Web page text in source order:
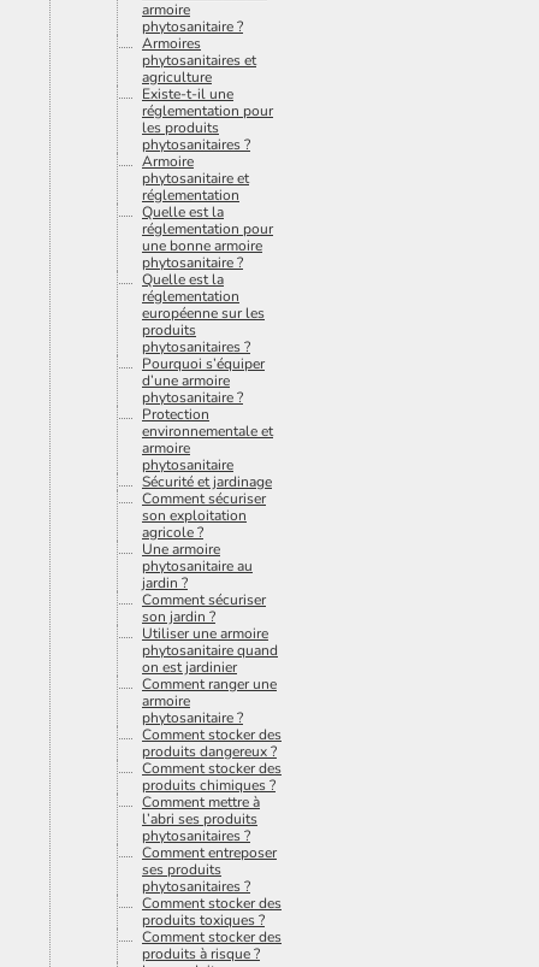
armoire
phytosanitaire ?
Armoires
phytosanitaires et
agriculture
Existe-t-il une
réglementation pour
les produits
phytosanitaires ?
Armoire
phytosanitaire et
réglementation
Quelle est la
réglementation pour
une bonne armoire
phytosanitaire ?
Quelle est la
réglementation
européenne sur les
produits
phytosanitaires ?
Pourquoi s’équiper
d’une armoire
phytosanitaire ?
Protection
environnementale et
armoire
phytosanitaire
Sécurité et jardinage
Comment sécuriser
son exploitation
agricole ?
Une armoire
phytosanitaire au
jardin ?
Comment sécuriser
son jardin ?
Utiliser une armoire
phytosanitaire quand
on est jardinier
Comment ranger une
armoire
phytosanitaire ?
Comment stocker des
produits dangereux ?
Comment stocker des
produits chimiques ?
Comment mettre à
l’abri ses produits
phytosanitaires ?
Comment entreposer
ses produits
phytosanitaires ?
Comment stocker des
produits toxiques ?
Comment stocker des
produits à risque ?